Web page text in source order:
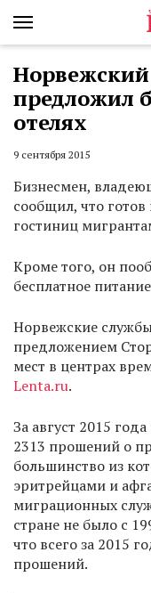
предложил
отелях
9 сентября 2015
Бизнесмен,
сообщил, что
гостиниц
Кроме того, он
бесплатное
Норвежские
предложением
мест в центрах
Lenta.ru.
За август 2015
2313 прошений о
большинство из
эритрейцами и
миграционных
стране не было с
что всего за 2015
прошений.